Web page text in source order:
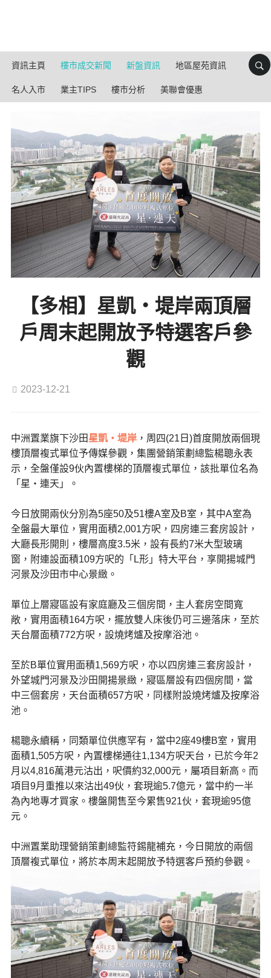
資訊主頁 樓市成交新聞 新盤資訊 地區屋苑資訊
名人入市 業主TIPS 樓市分析 美聯會優惠
【多相】星凱‧堤岸兩頂層
戶周末起開放予特選客戶參
觀
2023-12-21
中洲置業旗下沙田星凱‧堤岸，周四(21日)首度開放兩個現
樓頂層複式單位予傳媒參觀，集團營銷策劃總監楊聰永表
示，全盤僅設9伙內置樓梯的頂層複式單位，該批單位名為
「星‧連天」。
今日放開兩伙分別為5座50及51樓A室及B室，其中A室為
全盤最大單位，實用面積2,001方呎，四房連三套房設計，
大廳長形開則，樓層高度3.5米，設有長約7米大型玻璃
窗，附連設面積109方呎的「L形」特大平台，享開揚城門
河景及沙田市中心景緻。
單位上層寢區設有家庭廳及三個房間，主人套房空間寬
敞，實用面積164方呎，擺放雙人床後仍可三邊落床，至於
天台層面積772方呎，設燒烤爐及按摩浴池。
至於B單位實用面積1,569方呎，亦以四房連三套房設計，
外望城門河景及沙田開揚景緻，寢區層設有四個房間，當
中三個套房，天台面積657方呎，同樣附設燒烤爐及按摩浴
池。
楊聰永續稱，同類單位供應罕有，當中2座49樓B室，實用
面積1,505方呎，內置樓梯通往1,134方呎天台，已於今年2
月以4,816萬港元沽出，呎價約32,000元，屬項目新高。而
項目9月重推以來沽出49伙，套現逾5.7億元，當中約一半
為內地專才買家。樓盤開售至今累售921伙，套現逾95億
元。
中洲置業助理營銷策劃總監符錫龍補充，今日開放的兩個
頂層複式單位，將於本周末起開放予特選客戶預約參觀。